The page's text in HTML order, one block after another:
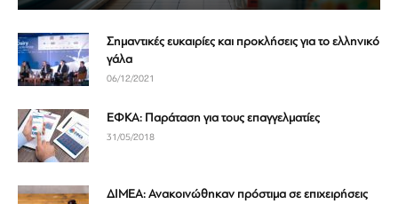
Σημαντικές ευκαιρίες και προκλήσεις για το ελληνικό
γάλα
06/12/2021
ΕΦΚΑ: Παράταση για τους επαγγελματίες
31/05/2018
ΔΙΜΕΑ: Ανακοινώθηκαν πρόστιμα σε επιχειρήσεις